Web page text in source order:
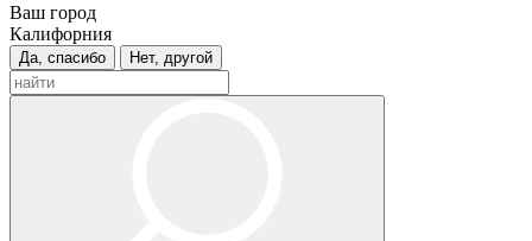
Ваш город
Калифорния
Да, спасибо Нет, другой